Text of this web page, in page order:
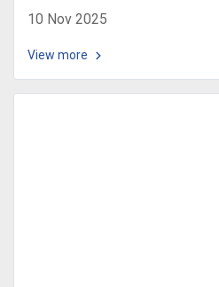
10 Nov 2025
View more